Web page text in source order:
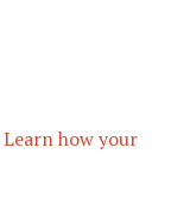
Learn how your